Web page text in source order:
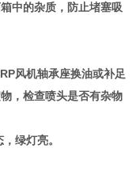
中的杂质，防止堵塞吸
风机轴承座换油或补足
，检查喷头是否有杂物
绿灯亮。